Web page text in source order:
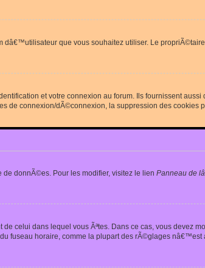
dâ€™utilisateur que vous souhaitez utiliser. Le
et votre connexion au forum. Ils fournissent
de connexion/dÃ©connexion, la suppression des cookies
donnÃ©es. Pour les modifier, visitez le lien Panneau de
celui dans lequel vous Ãªtes. Dans ce cas, vous devez
fuseau horaire, comme la plupart des rÃ©glages